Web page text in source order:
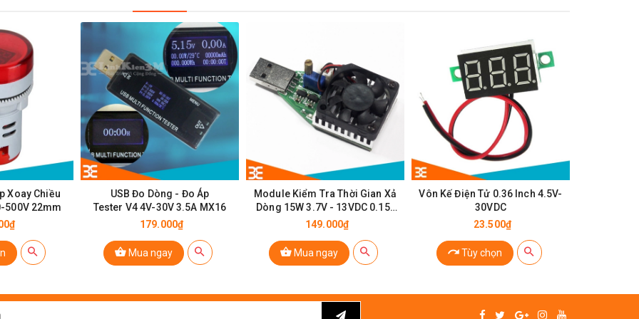
Shunt 200A/75mV FL-2
đối ≤95% (35 ℃).
Xoay Chiều
500V 22mm
USB Đo Dòng - Đo Áp
Tester V4 4V-30V 3.5A MX16
179.000₫
Mua ngay
Module Kiểm Tra Thời Gian Xả
Dòng 15W 3.7V - 13VDC 0.15-
3A
149.000₫
Mua ngay
Vôn Kế Điện Tử 0.36 Inch 4.5V-
30VDC
23.500₫
Tùy chọn